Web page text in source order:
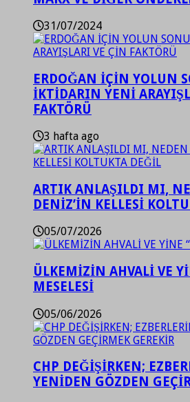
31/07/2024
ERDOĞAN İÇİN YOLUN
İKTİDARIN YENİ
FAKTÖRÜ
3 hafta ago
ARTIK ANLAŞILDI MI,
DENİZ’İN KELLESİ
05/07/2026
ÜLKEMİZİN AHVALİ VE
MESELESİ
05/06/2026
CHP DEĞİŞİRKEN;
YENİDEN GÖZDEN